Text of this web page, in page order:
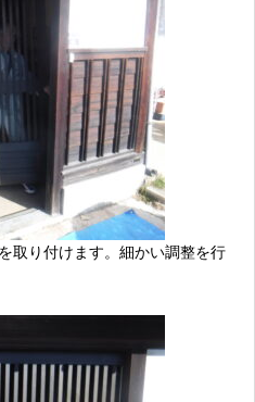
取り付けます。細かい調整を行